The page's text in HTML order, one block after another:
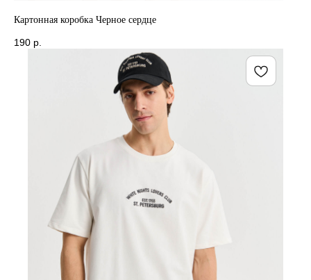
Картонная коробка Черное сердце
190 р.